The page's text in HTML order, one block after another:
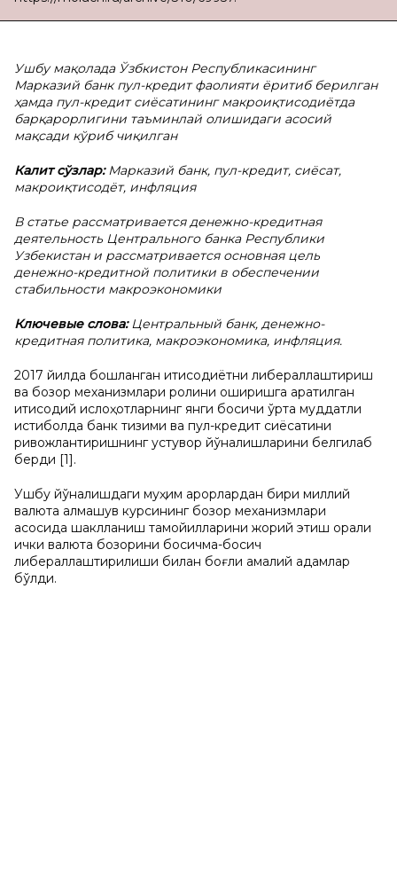
Ушбу мақолада Ўзбкистон Республикасининг
Марказий банк пул-кредит фаолияти ёритиб берилган
ҳамда пул-кредит сиёсатининг макроиқтисодиётда
барқарорлигини таъминлай олишидаги асосий
мақсади кўриб чиқилган
Калит сўзлар:Марказий банк, пул-кредит, сиёсат,
макроиқтисодёт, инфляция
В статье рассматривается денежно-кредитная
деятельность Центрального банка Республики
Узбекистан и рассматривается основная цель
денежно-кредитной политики в обеспечении
стабильности макроэкономики
Ключевые слова:Центральный банк, денежно-
кредитная политика, макроэкономика, инфляция.
2017 йилда бошланган иқтисодиётни либераллаштириш
ва бозор механизмлари ролини оширишга қаратилган
иқтисодий ислоҳотларнинг янги босқичи ўрта муддатли
истиқболда банк тизими ва пул-кредит сиёсатини
ривожлантиришнинг устувор йўналишларини белгилаб
берди [1].
Ушбу йўналишдаги муҳим қарорлардан бири миллий
валюта алмашув курсининг бозор механизмлари
асосида шаклланиш тамойилларини жорий этиш орқали
ички валюта бозорини босқичма-босқич
либераллаштирилиши билан боғлиқ амалий қадамлар
бўлди.